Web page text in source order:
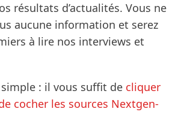
résultats d’actualités. Vous ne
aucune information et serez
à lire nos interviews et
simple : il vous suffit de cliquer
cocher les sources Nextgen-